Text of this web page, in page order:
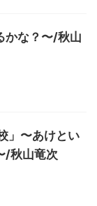
かな？〜/秋山
〜あけとい
/秋山竜次